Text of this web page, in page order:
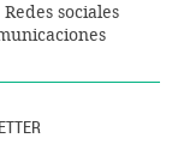
Redes sociales